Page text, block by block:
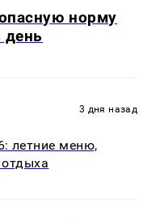
норму
день
3 дня назад
летние меню,